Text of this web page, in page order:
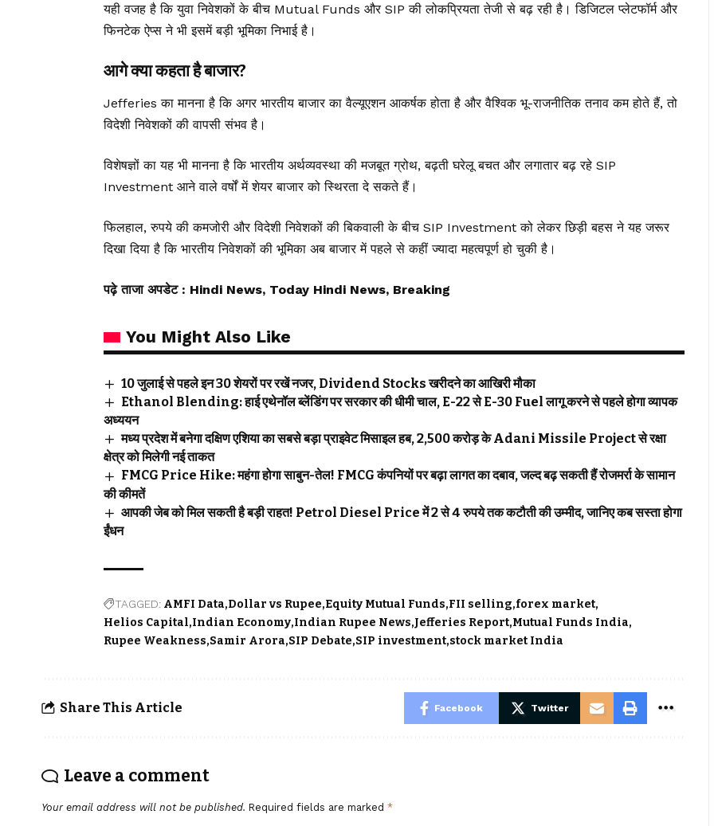
यही वजह है कि युवा निवेशकों के बीच Mutual Funds और SIP की लोकप्रियता तेजी से बढ़ रही है। डिजिटल प्लेटफॉर्म और
फिनटेक ऐप्स ने भी इसमें बड़ी भूमिका निभाई है।
आगे क्या कहता है बाजार?
Jefferies का मानना है कि अगर भारतीय बाजार का वैल्यूएशन आकर्षक होता है और वैश्विक भू-राजनीतिक तनाव कम होते हैं, तो
विदेशी निवेशकों की वापसी संभव है।
विशेषज्ञों का यह भी मानना है कि भारतीय अर्थव्यवस्था की मजबूत ग्रोथ, बढ़ती घरेलू बचत और लगातार बढ़ रहे SIP
Investment आने वाले वर्षों में शेयर बाजार को स्थिरता दे सकते हैं।
फिलहाल, रुपये की कमजोरी और विदेशी निवेशकों की बिकवाली के बीच SIP Investment को लेकर छिड़ी बहस ने यह जरूर
दिखा दिया है कि भारतीय निवेशकों की भूमिका अब बाजार में पहले से कहीं ज्यादा महत्वपूर्ण हो चुकी है।
पढ़े ताजा अपडेट : Hindi News, Today Hindi News, Breaking
You Might Also Like
10 जुलाई से पहले इन 30 शेयरों पर रखें नजर, Dividend Stocks खरीदने का आखिरी मौका
Ethanol Blending: हाई एथेनॉल ब्लेंडिंग पर सरकार की धीमी चाल, E-22 से E-30 Fuel लागू करने से पहले होगा व्यापक
अध्ययन
मध्य प्रदेश में बनेगा दक्षिण एशिया का सबसे बड़ा प्राइवेट मिसाइल हब, 2,500 करोड़ के Adani Missile Project से रक्षा
क्षेत्र को मिलेगी नई ताकत
FMCG Price Hike: महंगा होगा साबुन-तेल! FMCG कंपनियों पर बढ़ा लागत का दबाव, जल्द बढ़ सकती हैं रोजमर्रा के सामान
की कीमतें
आपकी जेब को मिल सकती है बड़ी राहत! Petrol Diesel Price में 2 से 4 रुपये तक कटौती की उम्मीद, जानिए कब सस्ता होगा
ईंधन
TAGGED: AMFI Data Dollar vs Rupee Equity Mutual Funds FII selling forex market
Helios Capital Indian Economy Indian Rupee News Jefferies Report Mutual Funds India
Rupee Weakness Samir Arora SIP Debate SIP investment stock market India
Share This Article Facebook Twitter
Leave a comment
Your email address will not be published. Required fields are marked *